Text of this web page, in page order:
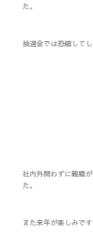
た。
抽選会では恐縮して
社内外問わずに親睦
た。
また来年が楽しみです